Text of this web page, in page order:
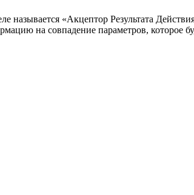
называется «Акцептор Результата
на совпадение параметров, которое